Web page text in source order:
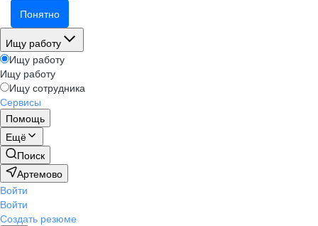
Понятно
Ищу работу
Ищу работу
Ищу работу
Ищу сотрудника
Сервисы
Помощь
Ещё
Поиск
Артемово
Войти
Войти
Создать резюме